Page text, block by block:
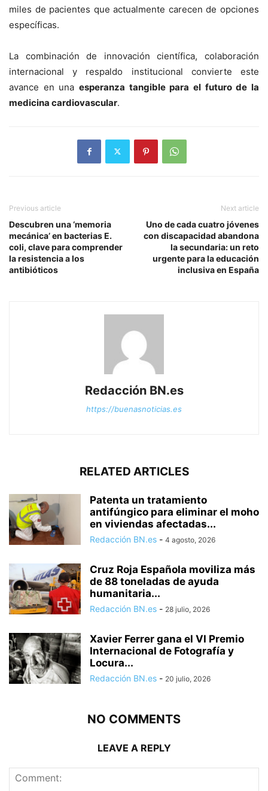
miles de pacientes que actualmente carecen de opciones
específicas.
La combinación de innovación científica, colaboración
internacional y respaldo institucional convierte este
avance en una esperanza tangible para el futuro de la
medicina cardiovascular.
Previous article
Descubren una ‘memoria
mecánica’ en bacterias E.
coli, clave para comprender
la resistencia a los
antibióticos
Next article
Uno de cada cuatro jóvenes
con discapacidad abandona
la secundaria: un reto
urgente para la educación
inclusiva en España
Redacción BN.es
https://buenasnoticias.es
RELATED ARTICLES
Patenta un tratamiento
antifúngico para eliminar el moho
en viviendas afectadas...
Redacción BN.es - 4 agosto, 2026
Cruz Roja Española moviliza más
de 88 toneladas de ayuda
humanitaria...
Redacción BN.es - 28 julio, 2026
Xavier Ferrer gana el VI Premio
Internacional de Fotografía y
Locura...
Redacción BN.es - 20 julio, 2026
NO COMMENTS
LEAVE A REPLY